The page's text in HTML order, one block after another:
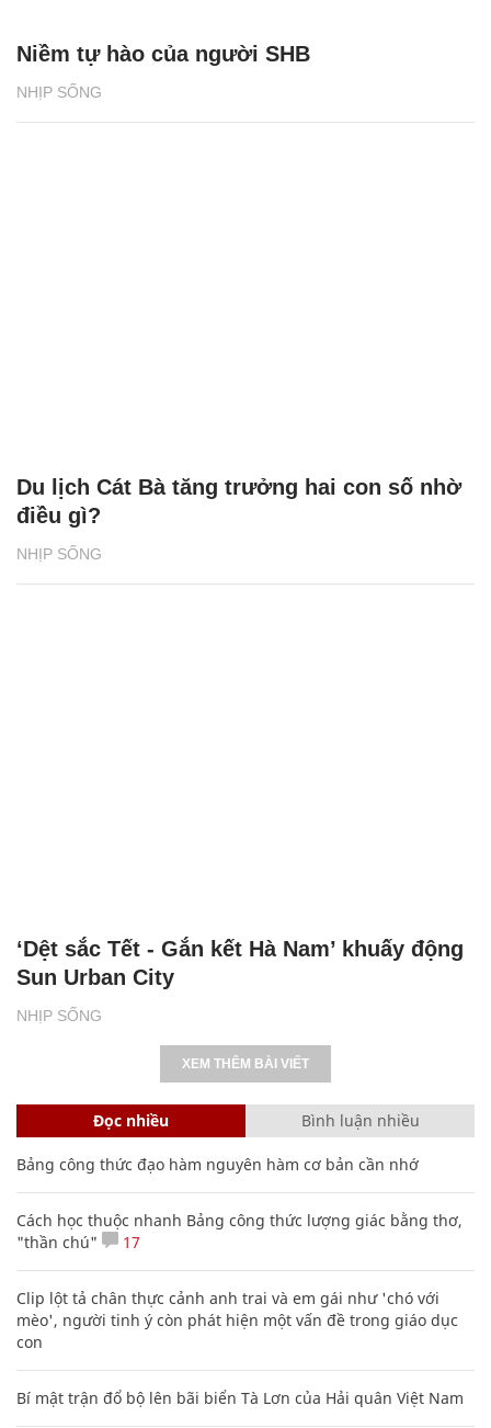
NHỊP SỐNG
Niềm tự hào của người SHB
NHỊP SỐNG
Du lịch Cát Bà tăng trưởng hai con số nhờ
điều gì?
NHỊP SỐNG
‘Dệt sắc Tết - Gắn kết Hà Nam’ khuấy động
Sun Urban City
XEM THÊM BÀI VIẾT
Đọc nhiều Bình luận nhiều
Bảng công thức đạo hàm nguyên hàm cơ bản cần nhớ
Cách học thuộc nhanh Bảng công thức lượng giác bằng thơ,
"thần chú"
17
Clip lột tả chân thực cảnh anh trai và em gái như 'chó với
mèo', người tinh ý còn phát hiện một vấn đề trong giáo dục
con
Bí mật trận đổ bộ lên bãi biển Tà Lơn của Hải quân Việt Nam